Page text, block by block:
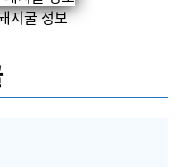
정보